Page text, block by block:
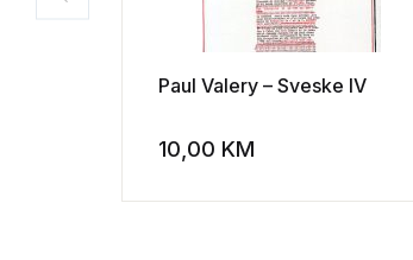
Paul Valery – Sveske IV
10,00 KM